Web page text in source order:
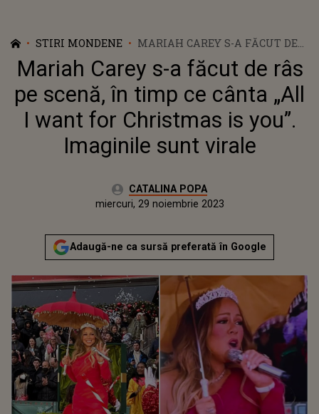
STIRI MONDENE
MARIAH CAREY S-A FĂCUT DE
RÂS PE SCENĂ, ÎN TIMP CE
CÂNTA „ALL I WANT FOR
CHRISTMAS IS YOU”.
IMAGINILE SUNT VIRALE
Mariah Carey s-a făcut de râs
pe scenă, în timp ce cânta „All
I want for Christmas is you”.
Imaginile sunt virale
Autor:CATALINA POPA
marți, 29 noiembrie 2022
Actualizat:
miercuri, 29 noiembrie 2023
Adaugă-ne ca sursă preferată în Google